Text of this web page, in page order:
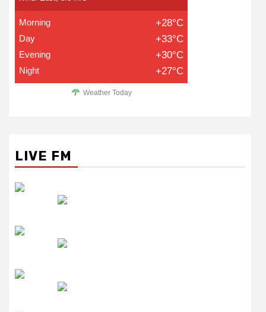
Morning +28°C
Day +33°C
Evening +30°C
Night +27°C
Weather Today
LIVE FM